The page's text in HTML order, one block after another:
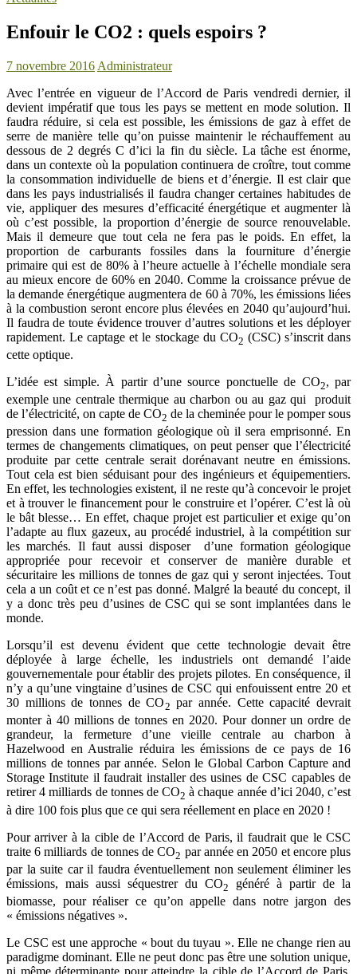
Enfouir le CO2 : quels espoirs ?
7 novembre 2016 Administrateur
Avec l’entrée en vigueur de l’Accord de Paris vendredi dernier, il
devient impératif que tous les pays se mettent en mode solution. Il
faudra réduire, si cela est possible, les émissions de gaz à effet de
serre de manière telle qu’on puisse maintenir le réchauffement au
dessous de 2 degrés C d’ici la fin du siècle. La tâche est énorme,
dans un contexte où la population continuera de croître, tout comme
la consommation individuelle de biens et d’énergie. Il est clair que
dans les pays industrialisés il faudra changer certaines habitudes de
vie, appliquer des mesures d’efficacité énergétique et augmenter là
où c’est possible, la proportion d’énergie de source renouvelable.
Mais il demeure que tout cela ne fera pas le poids. En effet, la
proportion de carburants fossiles dans la fourniture d’énergie
primaire qui est de 80% à l’heure actuelle à l’échelle mondiale sera
au mieux encore de 60% en 2040. Comme la croissance prévue de
la demande énergétique augmentera de 60 à 70%, les émissions liées
à la combustion seront encore plus élevées en 2040 qu’aujourd’hui.
Il faudra de toute évidence trouver d’autres solutions et les déployer
rapidement. Le captage et le stockage du CO2 (CSC) s’inscrit dans
cette optique.
L’idée est simple. À partir d’une source ponctuelle de CO2, par
exemple une centrale thermique au charbon ou au gaz qui produit
de l’électricité, on capte de CO2 de la cheminée pour le pomper sous
pression dans une formation géologique où il sera emprisonné. En
termes de changements climatiques, on peut penser que l’électricité
produite par cette centrale serait dorénavant neutre en émissions.
Tout cela est bien séduisant pour des ingénieurs et équipementiers.
En effet, les technologies existent, il ne reste qu’à concevoir le projet
et à trouver le financement pour le construire et l’opérer. C’est là où
le bât blesse… En effet, chaque projet est particulier et exige qu’on
l’adapte au flux gazeux, au procédé industriel, à la compétition sur
les marchés. Il faut aussi disposer d’une formation géologique
appropriée pour recevoir et conserver de manière durable et
sécuritaire les millions de tonnes de gaz qui y seront injectées. Tout
cela a un coût et ce n’est pas donné. Malgré la beauté du concept, il
y a donc très peu d’usines de CSC qui se sont implantées dans le
monde.
Lorsqu’il est devenu évident que cette technologie devait être
déployée à large échelle, les industriels ont demandé l’aide
gouvernementale pour établir des projets pilotes. En conséquence, il
n’y a qu’une vingtaine d’usines de CSC qui enfouissent entre 20 et
30 millions de tonnes de CO2 par année. Cette capacité devrait
monter à 40 millions de tonnes en 2020. Pour donner un ordre de
grandeur, la fermeture d’une vieille centrale au charbon à
Hazelwood en Australie réduira les émissions de ce pays de 16
millions de tonnes par année. Selon le Global Carbon Capture and
Storage Institute il faudrait installer des usines de CSC capables de
retirer 4 milliards de tonnes de CO2 à chaque année d’ici 2040, c’est
à dire 100 fois plus que ce qui sera réellement en place en 2020 !
Pour arriver à la cible de l’Accord de Paris, il faudrait que le CSC
traite 6 milliards de tonnes de CO2 par année en 2050 et encore plus
par la suite car il faudra éventuellement non seulement éliminer les
émissions, mais aussi séquestrer du CO2
généré à partir de la
biomasse, pour réaliser ce qu’on appelle dans notre jargon des
« émissions négatives ».
Le CSC est une approche « bout du tuyau ». Elle ne change rien au
paradigme dominant. Elle ne peut donc pas être une solution unique,
ni même déterminante pour atteindre la cible de l’Accord de Paris.